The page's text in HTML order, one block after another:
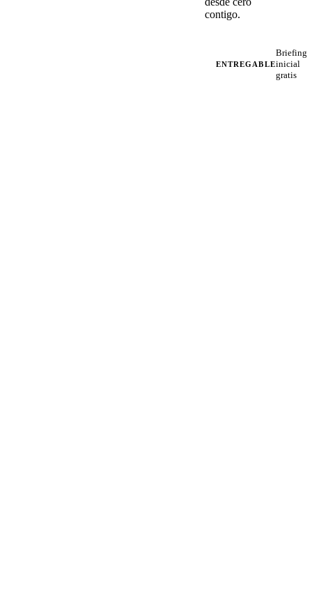
contigo.
ENTREGABLE
Briefing
inicial
gratis